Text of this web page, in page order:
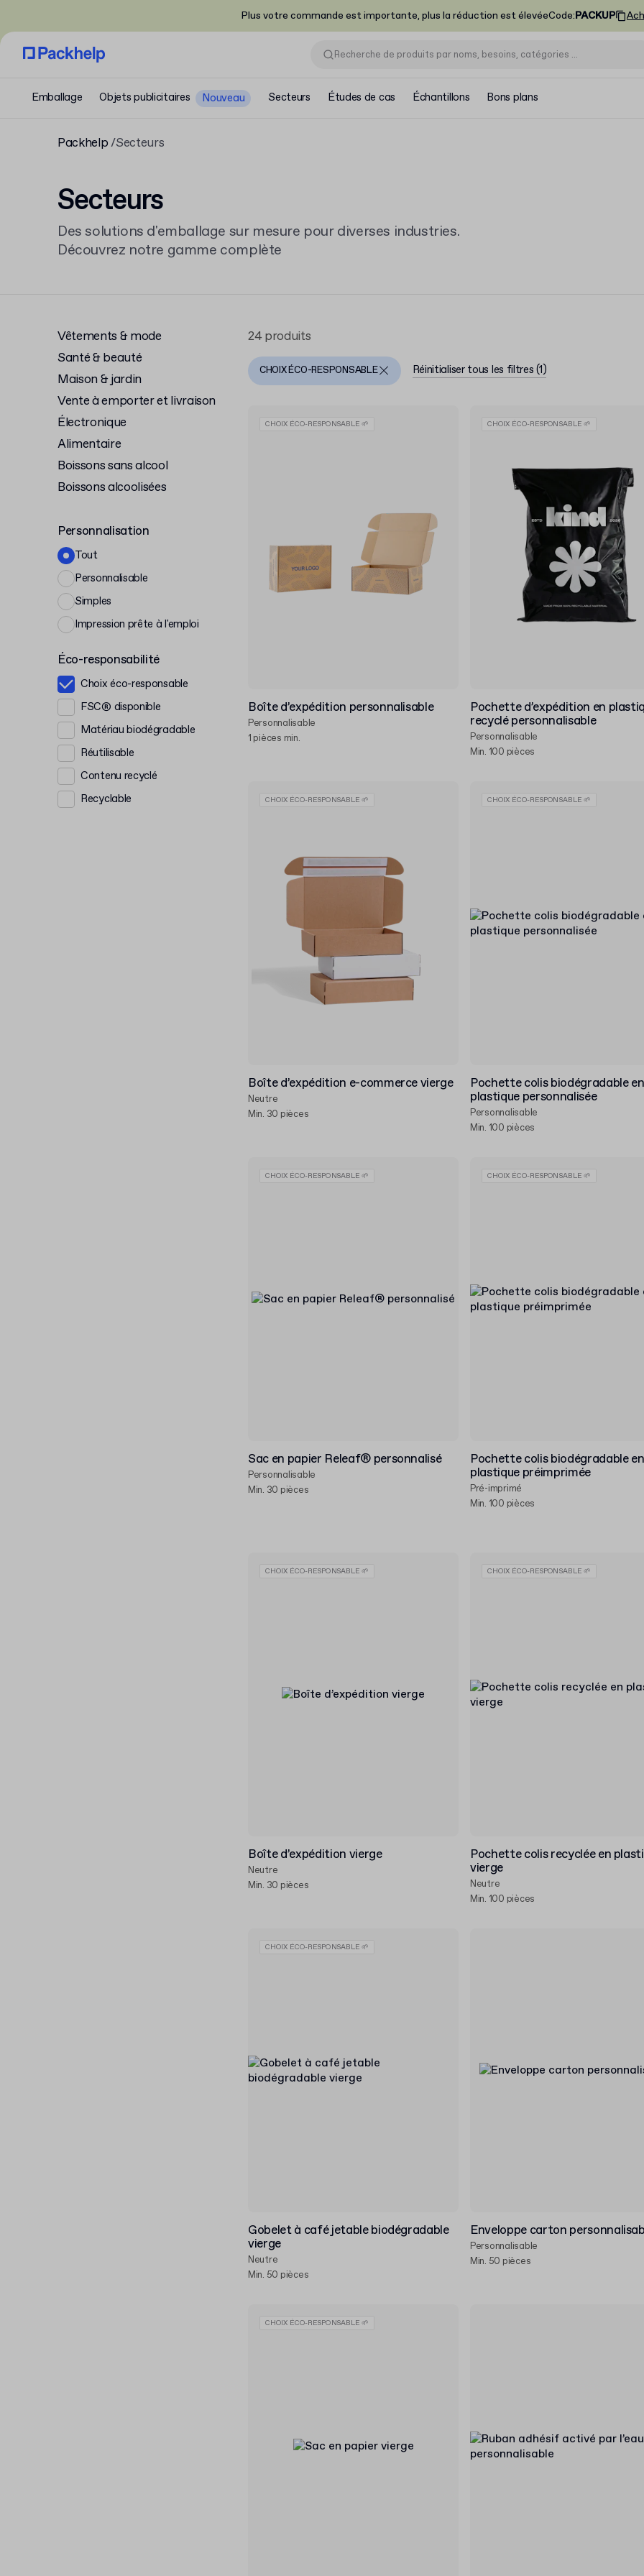
Plus votre commande est importante, plus la réduction est élevéeCode:PACKUP
Emballage Objets publicitaires Nouveau Secteurs Études de cas Échantillons Bons plans
Packhelp Secteurs
Secteurs
Des solutions d'emballage sur mesure pour diverses industries.
Découvrez notre gamme complète
Vêtements & mode
Santé & beauté
Maison & jardin
Vente à emporter et livraison
Électronique
Alimentaire
Boissons sans alcool
Boissons alcoolisées
Personnalisation
Tout
Personnalisable
Simples
Impression prête à l'emploi
Éco-responsabilité
Choix éco-responsable
FSC® disponible
Matériau biodégradable
Réutilisable
Contenu recyclé
Recyclable
24 produits
CHOIX ÉCO-RESPONSABLE Réinitialiser tous les filtres (1)
Boîte d’expédition personnalisable
Personnalisable
1 pièces min.
CHOIX ÉCO-RESPONSABLE 🌱
Pochette d’expédition en
recyclé personnalisable
Personnalisable
Min. 100 pièces
CHOIX ÉCO-RESPONSABLE 🌱
Boîte d’expédition e-commerce vierge
Neutre
Min. 30 pièces
CHOIX ÉCO-RESPONSABLE 🌱
Pochette colis biodégradable en
plastique personnalisée
Personnalisable
Min. 100 pièces
CHOIX ÉCO-RESPONSABLE 🌱
Sac en papier Releaf® personnalisé
Personnalisable
Min. 30 pièces
CHOIX ÉCO-RESPONSABLE 🌱
Pochette colis biodégradable en
plastique préimprimée
Pré-imprimé
Min. 100 pièces
CHOIX ÉCO-RESPONSABLE 🌱
Boîte d’expédition vierge
Neutre
Min. 30 pièces
CHOIX ÉCO-RESPONSABLE 🌱
Pochette colis recyclée en
vierge
Neutre
Min. 100 pièces
CHOIX ÉCO-RESPONSABLE 🌱
Gobelet à café jetable biodégradable
vierge
Neutre
Min. 50 pièces
CHOIX ÉCO-RESPONSABLE 🌱
Enveloppe carton
Personnalisable
Min. 50 pièces
CHOIX ÉCO-RESPONSABLE 🌱